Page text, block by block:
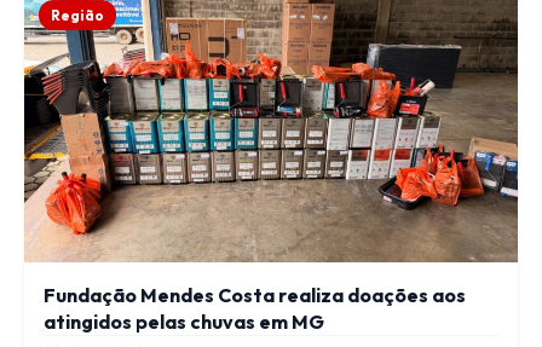
Região
Fundação Mendes Costa realiza doações aos
atingidos pelas chuvas em MG